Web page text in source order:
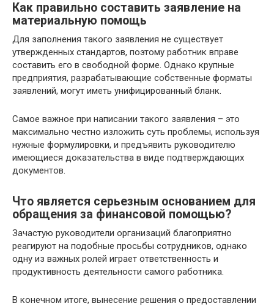
Как правильно составить заявление на
материальную помощь
Для заполнения такого заявления не существует
утвержденных стандартов, поэтому работник вправе
составить его в свободной форме. Однако крупные
предприятия, разрабатывающие собственные форматы
заявлений, могут иметь унифицированный бланк.
Самое важное при написании такого заявления – это
максимально честно изложить суть проблемы, используя
нужные формулировки, и предъявить руководителю
имеющиеся доказательства в виде подтверждающих
документов.
Что является серьезным основанием для
обращения за финансовой помощью?
Зачастую руководители организаций благоприятно
реагируют на подобные просьбы сотрудников, однако
одну из важных ролей играет ответственность и
продуктивность деятельности самого работника.
В конечном итоге, вынесение решения о предоставлении